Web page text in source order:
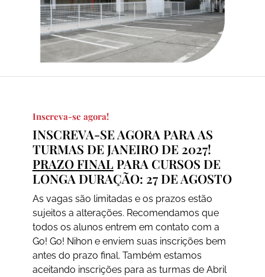
Inscreva-se agora!
INSCREVA-SE AGORA PARA AS
TURMAS DE JANEIRO DE 2027!
PRAZO FINAL PARA CURSOS DE
LONGA DURAÇÃO: 27 DE AGOSTO
As vagas são limitadas e os prazos estão
sujeitos a alterações. Recomendamos que
todos os alunos entrem em contato com a
Go! Go! Nihon e enviem suas inscrições bem
antes do prazo final. Também estamos
aceitando inscrições para as turmas de Abril